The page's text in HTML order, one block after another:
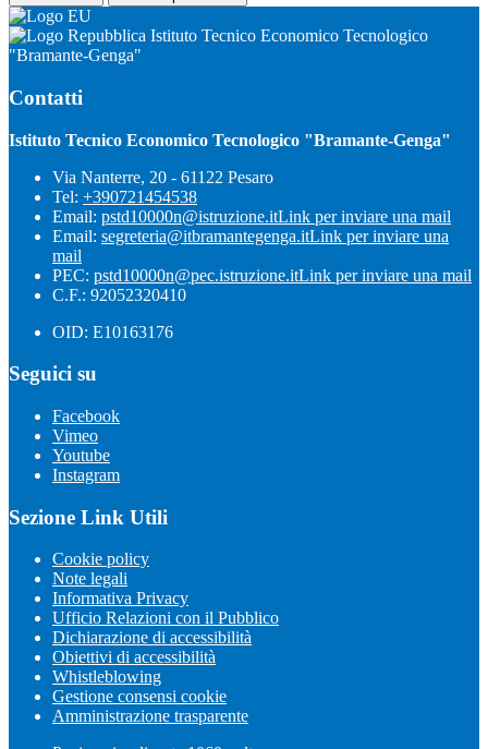
Istituto Tecnico Economico Tecnologico
"Bramante-Genga"
Contatti
Istituto Tecnico Economico Tecnologico "Bramante-Genga"
Via Nanterre, 20 - 61122 Pesaro
Tel: +390721454538
Email: pstd10000n@istruzione.itLink per inviare una mail
Email: segreteria@itbramantegenga.itLink per inviare una
mail
PEC: pstd10000n@pec.istruzione.itLink per inviare una mail
C.F.: 92052320410
OID: E10163176
Seguici su
Facebook
Vimeo
Youtube
Instagram
Sezione Link Utili
Cookie policy
Note legali
Informativa Privacy
Ufficio Relazioni con il Pubblico
Dichiarazione di accessibilità
Obiettivi di accessibilità
Whistleblowing
Gestione consensi cookie
Amministrazione trasparente